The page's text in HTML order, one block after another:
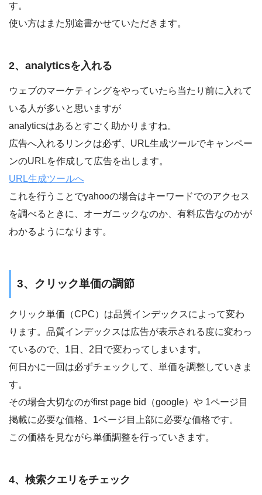
す。
使い方はまた別途書かせていただきます。
2、analyticsを入れる
ウェブのマーケティングをやっていたら当たり前に入れて
いる人が多いと思いますが
analyticsはあるとすごく助かりますね。
広告へ入れるリンクは必ず、URL生成ツールでキャンペー
ンのURLを作成して広告を出します。
URL生成ツールへ
これを行うことでyahooの場合はキーワードでのアクセス
を調べるときに、オーガニックなのか、有料広告なのかが
わかるようになります。
3、クリック単価の調節
クリック単価（CPC）は品質インデックスによって変わ
ります。品質インデックスは広告が表示される度に変わっ
ているので、1日、2日で変わってしまいます。
何日かに一回は必ずチェックして、単価を調整していきま
す。
その場合大切なのがfirst page bid（google）や 1ページ目
掲載に必要な価格、1ページ目上部に必要な価格です。
この価格を見ながら単価調整を行っていきます。
4、検索クエリをチェック